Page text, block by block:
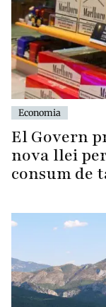
Economia
El Govern
nova llei
consum de